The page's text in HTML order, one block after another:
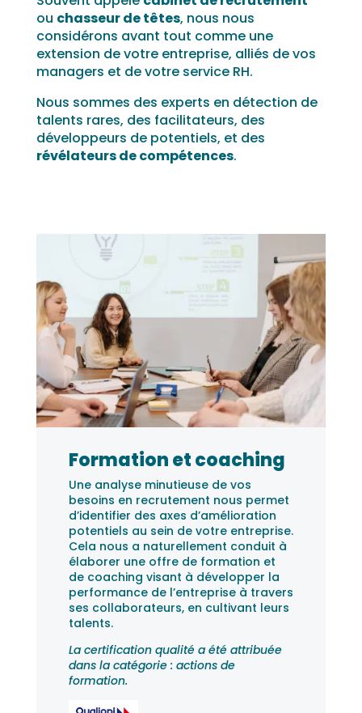
ou chasseur de têtes, nous nous
considérons avant tout comme une
extension de votre entreprise, alliés de vos
managers et de votre service RH.
Nous sommes des experts en détection de
talents rares, des facilitateurs, des
développeurs de potentiels, et des
révélateurs de compétences.
Formation et coaching
Une analyse minutieuse de vos
besoins en recrutement nous permet
d’identifier des axes d’amélioration
potentiels au sein de votre entreprise.
Cela nous a naturellement conduit à
élaborer une offre de formation et
de coaching visant à développer la
performance de l’entreprise à travers
ses collaborateurs, en cultivant leurs
talents.
La certification qualité a été attribuée
dans la catégorie : actions de
formation.